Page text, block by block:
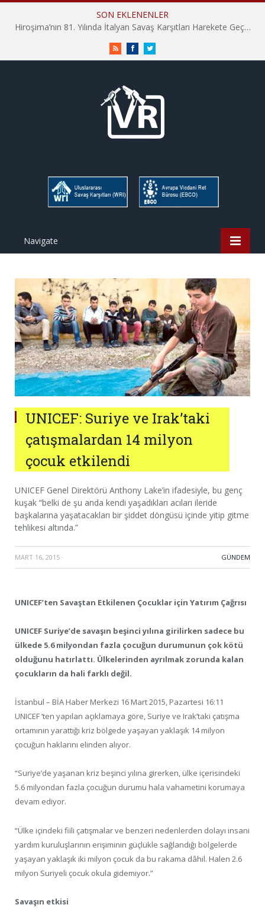
SON EKLENENLER
Hiroşima’nın 81. Yılında İtalyan Savaş Karşıtları Harekete Geçti: “Hatırlamak yeterli değil”
RSS FacebookTwitter
Navigate
UNICEF: Suriye ve Irak’taki
çatışmalardan 14 milyon
çocuk etkilendi
UNICEF Genel Direktörü Anthony Lake’in ifadesiyle, bu genç
kuşak “belki de şu anda kendi yaşadıkları acıları ileride
başkalarına yaşatacakları bir şiddet döngüsü içinde yitip gitme
tehlikesi altında.”
MART 16, 2015 · GÜNDEM
UNICEF’ten Savaştan Etkilenen Çocuklar için Yatırım Çağrısı
UNICEF Suriye’de savaşın beşinci yılına girilirken sadece bu
ülkede 5.6 milyondan fazla çocuğun durumunun çok kötü
olduğunu hatırlattı. Ülkelerinden ayrılmak zorunda kalan
çocukların da hali farklı değil.
İstanbul – BİA Haber Merkezi 16 Mart 2015, Pazartesi 16:11
UNICEF ‘ten yapılan açıklamaya göre, Suriye ve Irak’taki çatışma
ortamının yarattığı kriz bölgede yaşayan yaklaşık 14 milyon
çocuğun haklarını elinden alıyor.
“Suriye’de yaşanan kriz beşinci yılına girerken, ülke içerisindeki
5.6 milyondan fazla çocuğun durumu hala vahametini korumaya
devam ediyor.
“Ülke içindeki fiili çatışmalar ve benzeri nedenlerden dolayı insani
yardım kuruluşlarının erişiminin güçlükle sağlandığı bölgelerde
yaşayan yaklaşık iki milyon çocuk da bu rakama dâhil. Halen 2.6
milyon Suriyeli çocuk okula gidemiyor.”
Savaşın etkisi